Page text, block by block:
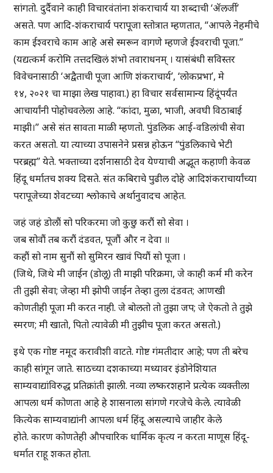
सांगतो. दुर्दैवाने काही विचारवंतांना शंकराचार्य या शब्दाची ‘ॲलर्जी’
असते. पण आदि-शंकराचार्य परापूजा स्तोत्रात म्हणतात, “आपले नेहमीचे
काम ईश्वराचे काम आहे असे स्मरून वागणे म्हणजे ईश्वराची पूजा.”
(यद्यत्कर्म करोमि तत्तदखिलं शंभो तवाराधनम् । यासंबंधी सविस्तर
विवेचनासाठी ‘अद्वैताची पूजा आणि शंकराचार्य’, ‘लोकप्रभा’, मे
१४, २०२१ चा माझा लेख पाहावा.) हा विचार सर्वसामान्य हिंदूंपर्यंत
आचार्यांनी पोहोचवलेला आहे. “कांदा, मुळा, भाजी, अवघी विठाबाई
माझी।” असे संत सावता माळी म्हणतो. पुंडलिक आई-वडिलांची सेवा
करत असतो. या त्याच्या उपासनेने प्रसन्न होऊन “पुंडलिकाचे भेटी
परब्रह्म” येते. भक्ताच्या दर्शनासाठी देव येण्याची अद्भूत कहाणी केवळ
हिंदू धर्मातच शक्य दिसते. संत कबिराचे पुढील दोहे आदिशंकराचार्यांच्या
परापूजेच्या शेवटच्या श्लोकाचे अर्थानुवादच आहेत.
जहं जहं डोलौं सो परिकरमा जो कुछु करौं सो सेवा ।
जब सोवौं तब करौं दंडवत, पूजौं और न देवा ॥
कहौं सो नाम सुनौं सो सुमिरन खावं पियौं सो पूजा ।
(जिथे, जिथे मी जाईन (डोलू) ती माझी परिक्रमा, जे काही कर्म मी करेन
ती तुझी सेवा; जेव्हा मी झोपी जाईन तेव्हा तुला दंडवत; आणखी
कोणतीही पूजा मी करत नाही. जे बोलतो तो तुझा जप; जे ऐकतो ते तुझे
स्मरण; मी खातो, पितो त्यावेळी मी तुझीच पूजा करत असतो.)
इथे एक गोष्ट नमूद करावीशी वाटते. गोष्ट गंमतीदार आहे; पण ती बरेच
काही सांगून जाते. साठच्या दशकाच्या मध्यावर इंडोनेशियात
साम्यवाद्यांविरुद्ध प्रतिक्रांती झाली. नव्या लष्करशहाने प्रत्येक व्यक्तीला
आपला धर्म कोणता आहे हे शासनाला सांगणे गरजेचे केले. त्यावेळी
कित्येक साम्यवाद्यांनी आपला धर्म हिंदू असल्याचे जाहीर केले
होते. कारण कोणतेही औपचारिक धार्मिक कृत्य न करता माणूस हिंदू-
धर्मात राहू शकत होता.